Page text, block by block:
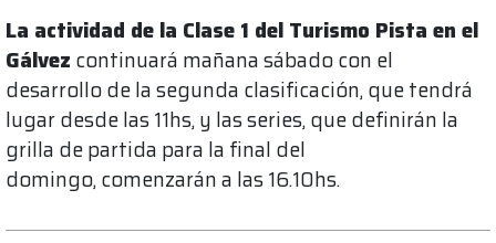
La actividad de la Clase 1 del Turismo Pista en el
Gálvez continuará mañana sábado con el
desarrollo de la segunda clasificación, que tendrá
lugar desde las 11hs, y las series, que definirán la
grilla de partida para la final del
domingo, comenzarán a las 16.10hs.